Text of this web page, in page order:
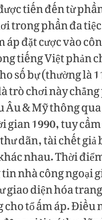
tiến đến từ
trong phần đa
đặt cược vào
tiếng Việt
số bự (thường là
chơi này
Âu & Mỹ thông
1990, tuy
dãn, tài chết
nhau. Thời
nhà công
diện hóa
tổ ấm áp.